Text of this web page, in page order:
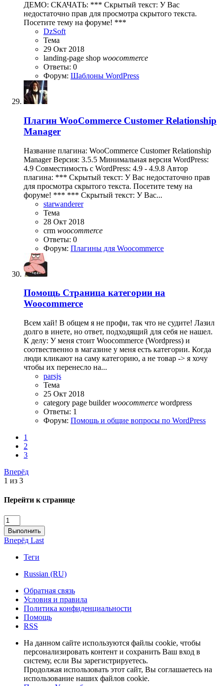
ДЕМО: СКАЧАТЬ: *** Скрытый текст: У Вас
недостаточно прав для просмотра скрытого текста.
Посетите тему на форуме! ***
DzSoft
Тема
29 Окт 2018
landing-page shop woocommerce
Ответы: 0
Форум: Шаблоны WordPress
Плагин WooCommerce Customer Relationship
Manager
Название плагина: WooCommerce Customer Relationship
Manager Версия: 3.5.5 Минимальная версия WordPress:
4.9 Совместимость с WordPress: 4.9 - 4.9.8 Автор
плагина: *** Скрытый текст: У Вас недостаточно прав
для просмотра скрытого текста. Посетите тему на
форуме! *** *** Скрытый текст: У Вас...
starwanderer
Тема
28 Окт 2018
crm woocommerce
Ответы: 0
Форум: Плагины для Woocommerce
Помощь Страница категории на
Woocommerce
Всем хай! В общем я не профи, так что не судите! Лазил
долго в инете, но ответ, подходящий для себя не нашел.
К делу: У меня стоит Woocommerce (Wordpress) и
соотвественно в магазине у меня есть категории. Когда
люди кликают на саму категорию, а не товар -> я хочу
чтобы их перенесло на...
parsjs
Тема
25 Окт 2018
category page builderwoocommerce wordpress
Ответы: 1
Форум: Помощь и общие вопросы по WordPress
1
2
3
Вперёд
1 из 3
Перейти к странице
Выполнить
Вперёд Last
Теги
Russian (RU)
Обратная связь
Условия и правила
Политика конфиденциальности
Помощь
RSS
На данном сайте используются файлы cookie, чтобы
персонализировать контент и сохранить Ваш вход в
систему, если Вы зарегистрируетесь.
Продолжая использовать этот сайт, Вы соглашаетесь на
использование наших файлов cookie.